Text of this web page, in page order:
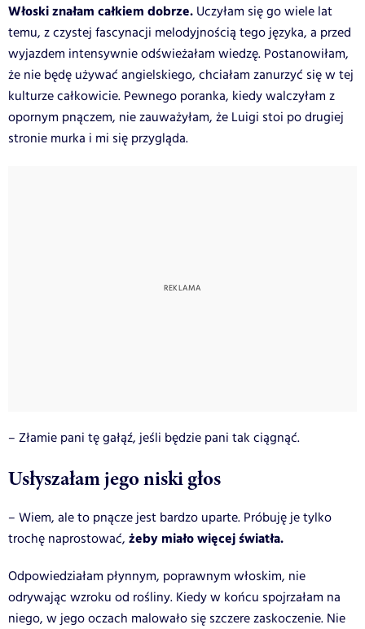
Włoski znałam całkiem dobrze. Uczyłam się go wiele lat
temu, z czystej fascynacji melodyjnością tego języka, a przed
wyjazdem intensywnie odświeżałam wiedzę. Postanowiłam,
że nie będę używać angielskiego, chciałam zanurzyć się w tej
kulturze całkowicie. Pewnego poranka, kiedy walczyłam z
opornym pnączem, nie zauważyłam, że Luigi stoi po drugiej
stronie murka i mi się przygląda.
– Złamie pani tę gałąź, jeśli będzie pani tak ciągnąć.
Usłyszałam jego niski głos
– Wiem, ale to pnącze jest bardzo uparte. Próbuję je tylko
trochę naprostować, żeby miało więcej światła.
Odpowiedziałam płynnym, poprawnym włoskim, nie
odrywając wzroku od rośliny. Kiedy w końcu spojrzałam na
niego, w jego oczach malowało się szczere zaskoczenie. Nie